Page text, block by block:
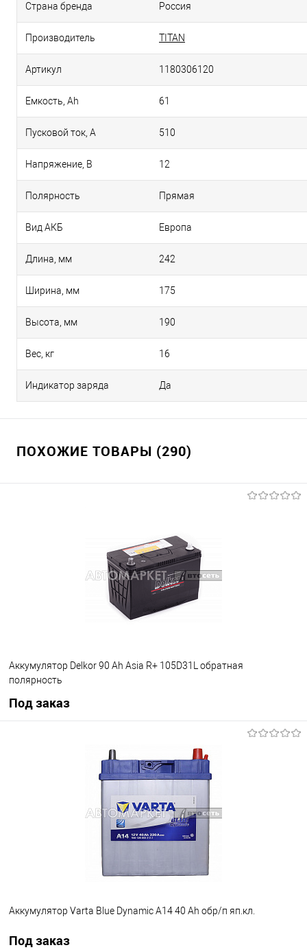
Страна бренда Россия
Производитель TITAN
Артикул 1180306120
Емкость, Аh 61
Пусковой ток, А 510
Напряжение, В 12
Полярность Прямая
Вид АКБ Европа
Длина, мм 242
Ширина, мм 175
Высота, мм 190
Вес, кг 16
Индикатор заряда Да
ПОХОЖИЕ ТОВАРЫ (290)
Аккумулятор Delkor 90 Ah Asia R+ 105D31L обратная
полярность
Под заказ
Недоступно
Аккумулятор Varta Blue Dynamic А14 40 Ah обр/п яп.кл.
Под заказ